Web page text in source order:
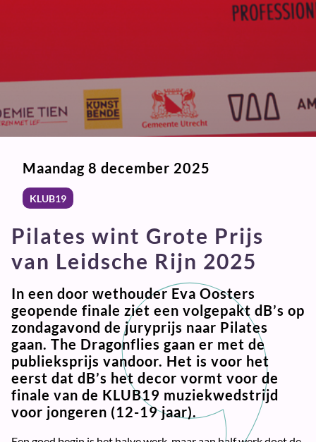
Pilates wint Grote Prijs
van Leidsche Rijn 2025
In een door wethouder Eva Oosters
geopende finale ziet een volgepakt dB’s op
zondagavond de juryprijs naar Pilates
gaan. The Dragonflies gaan er met de
publieksprijs vandoor. Het is voor het
eerst dat dB’s het decor vormt voor de
finale van de KLUB19 muziekwedstrijd
voor jongeren (12-19 jaar).
Maandag 8 december 2025
KLUB19